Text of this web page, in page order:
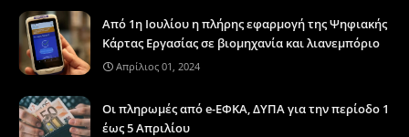
Από 1η Ιουλίου η πλήρης εφαρμογή της Ψηφιακής
Κάρτας Εργασίας σε βιομηχανία και λιανεμπόριο
Απρίλιος 01, 2024
Οι πληρωμές από e-ΕΦΚΑ, ΔΥΠΑ για την περίοδο 1
έως 5 Απριλίου